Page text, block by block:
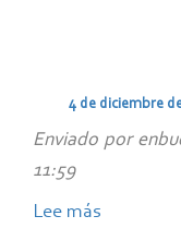
4 de diciembre
Enviado por
11:59
Lee más